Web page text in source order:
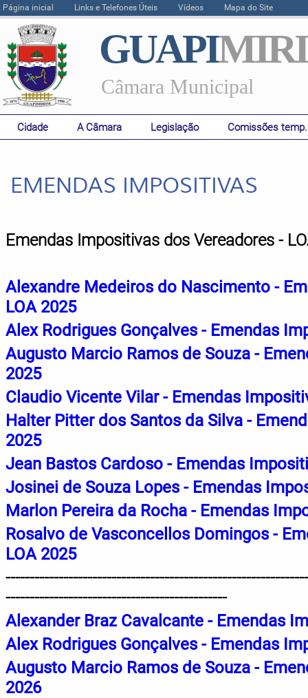
Página inicial Links e Telefones Úteis Vídeos Mapa do Site
GUAPI
Câmara Municipal
Cidade A Câmara Legislação Comissões temp.
EMENDAS IMPOSITIVAS
Emendas Impositivas dos Vereadores -
Alexandre Medeiros do Nascimento -
LOA 2025
Alex Rodrigues Gonçalves - Emendas
Augusto Marcio Ramos de Souza -
2025
Claudio Vicente Vilar - Emendas
Halter Pitter dos Santos da Silva -
2025
Jean Bastos Cardoso - Emendas
Josinei de Souza Lopes - Emendas
Marlon Pereira da Rocha - Emendas
Rosalvo de Vasconcellos Domingos -
LOA 2025
----------------------------------------------
Alexander Braz Cavalcante - Emendas
Alex Rodrigues Gonçalves - Emendas
Augusto Marcio Ramos de Souza -
2026